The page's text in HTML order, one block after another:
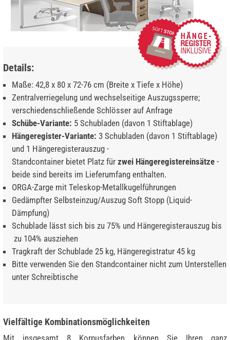
Details:
Maße: 42,8 x 80 x 72-76 cm (Breite x Tiefe x Höhe)
Zentralverriegelung und wechselseitige Auszugssperre;
verschiedenschließende Schlösser auf Anfrage
Schübe-Variante: 5 Schubladen (davon 1 Stiftablage)
Hängeregister-Variante: 3 Schubladen (davon 1 Stiftablage)
und 1 Hängeregisterauszug -
Standcontainer bietet Platz für zwei Hängeregistereinsätze -
beide sind bereits im Lieferumfang enthalten.
ORGA-Zarge mit Teleskop-Metallkugelführungen
Gedämpfter Selbsteinzug/Auszug Soft Stopp (Liquid-
Dämpfung)
Schublade lässt sich bis zu 75% und Hängeregisterauszug bis
zu 104% ausziehen
Tragkraft der Schublade 25 kg, Hängeregistratur 45 kg
Bitte verwenden Sie den Standcontainer nicht zum Unterstellen
unter Schreibtische
Vielfältige Kombinationsmöglichkeiten